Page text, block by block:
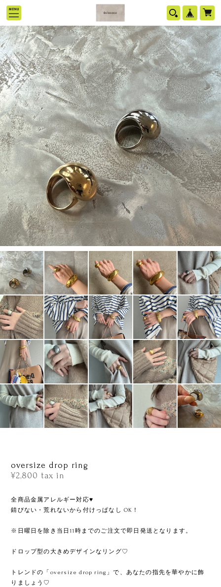
oversize drop ring
¥2,800 tax in
全商品金属アレルギー対応♥
錆びない・荒れないから付けっぱなし OK！
※日曜日を除き当日11時までのご注文で即日発送となります。
ドロップ型の大きめデザインなリング♡
トレンドの「oversize drop ring」で、あなたの指先を華やかに飾
りましょう♡